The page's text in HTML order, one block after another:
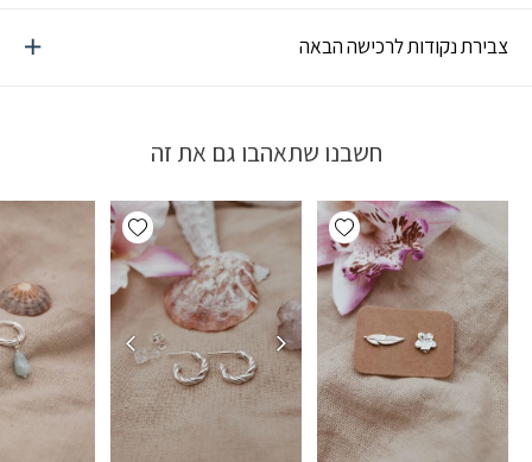
צבירת נקודות לרכישה הבאה
חשבנו שתאהבו גם את זה
Add wishlist
Add wishlist